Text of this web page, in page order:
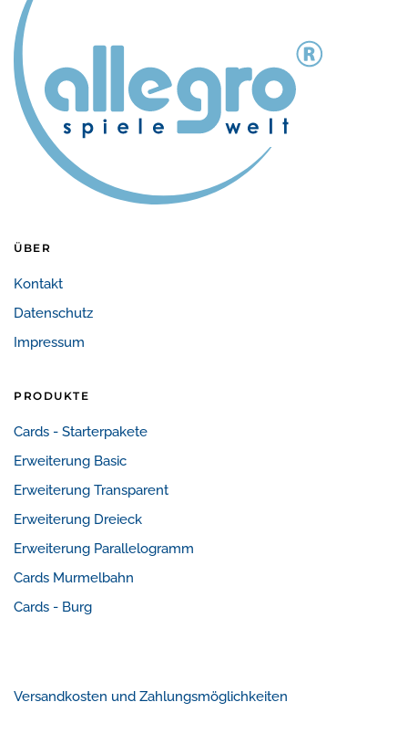
ÜBER
Kontakt
Datenschutz
Impressum
PRODUKTE
Cards - Starterpakete
Erweiterung Basic
Erweiterung Transparent
Erweiterung Dreieck
Erweiterung Parallelogramm
Cards Murmelbahn
Cards - Burg
Versandkosten und Zahlungsmöglichkeiten